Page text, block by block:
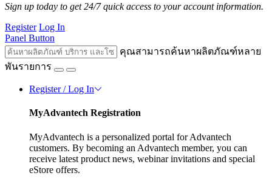
Sign up today to get 24/7 quick access to your account information.
Register Log In
Panel Button
คุณสามารถค้นหาผลิตภัณฑ์หลาย
พันรายการ
Register / Log In
MyAdvantech Registration
MyAdvantech is a personalized portal for Advantech
customers. By becoming an Advantech member, you can
receive latest product news, webinar invitations and special
eStore offers.